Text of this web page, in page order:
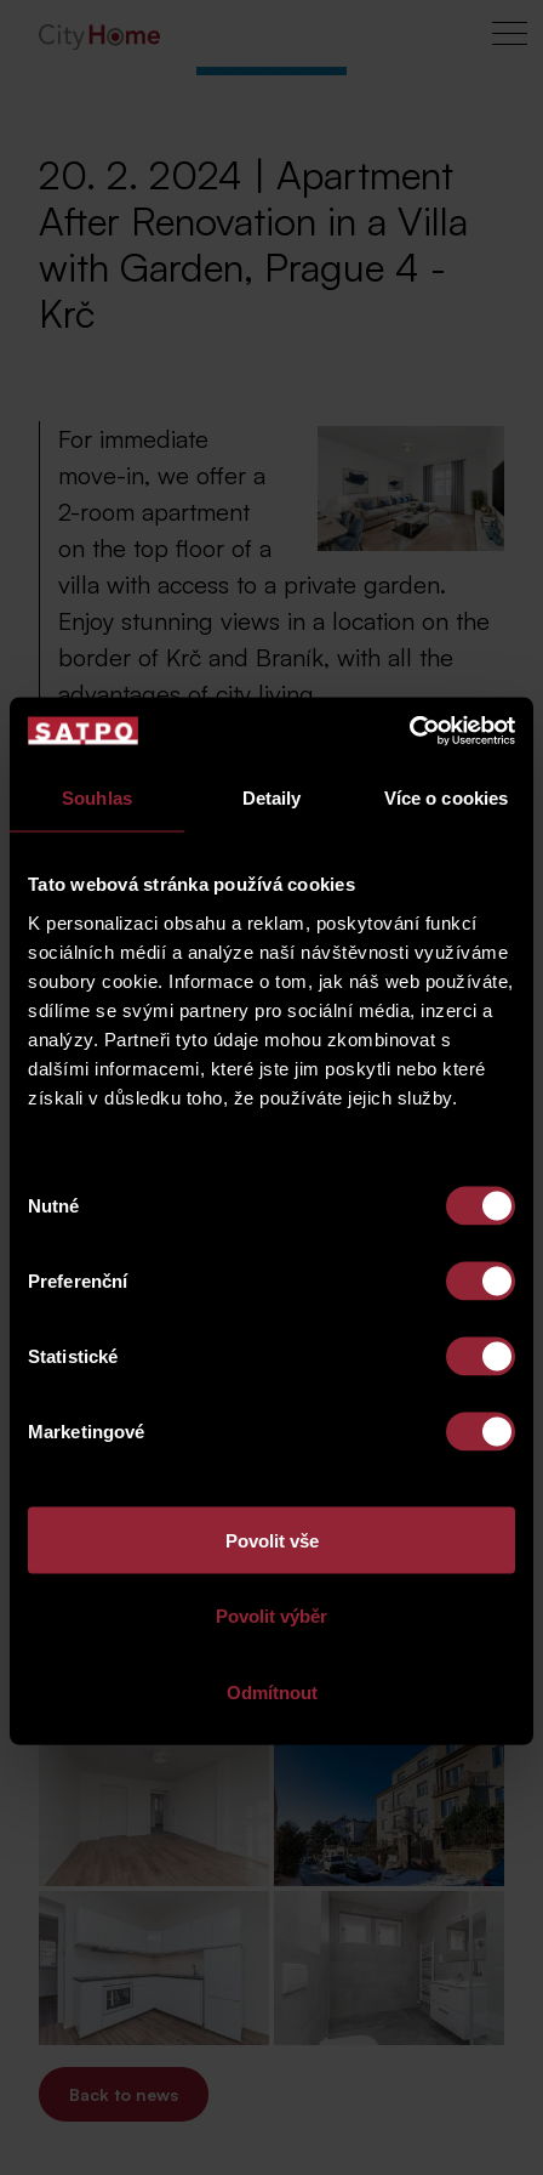
Souhlas Detaily Více o cookies
Tato webová stránka používá cookies
K personalizaci obsahu a reklam, poskytování funkcí
sociálních médií a analýze naší návštěvnosti využíváme
soubory cookie. Informace o tom, jak náš web používáte,
sdílíme se svými partnery pro sociální média, inzerci a
analýzy. Partneři tyto údaje mohou zkombinovat s
dalšími informacemi, které jste jim poskytli nebo které
získali v důsledku toho, že používáte jejich služby.
souhlasu
Nutné
Preferenční
Statistické
Marketingové
Povolit vše
Povolit výběr
Odmítnout
20. 2. 2024 | Apartment
After Renovation in a Villa
with Garden, Prague 4 -
Krč
For immediate
move-in, we offer a
2-room apartment
on the top floor of a
villa with access to a private garden.
Enjoy stunning views in a location on the
border of Krč and Braník, with all the
advantages of city living.
Take advantage of the exclusive opportunity to live
charming villa on the top floor, offering beautiful
views of Prague and access to a shared garden
renovated, and the apartment comes with a fitted
kitchen. For more information, click HERE.
Contact us at 606 093 093 as soon as possible for
a non-binding viewing. This is the last of the three
apartments available in this building.
Back to news